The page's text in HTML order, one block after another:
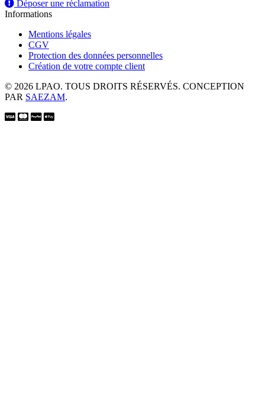
Déposer une réclamation
Informations
Mentions légales
CGV
Protection des données personnelles
Création de votre compte client
© 2026 LPAO. TOUS DROITS RÉSERVÉS. CONCEPTION
PAR SAEZAM.